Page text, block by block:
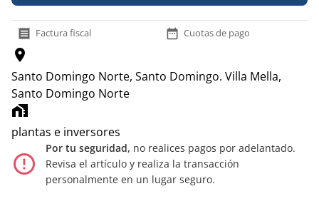
receipt Factura fiscal date_range Cuotas de pago
location_on
Santo Domingo Norte, Santo Domingo. Villa Mella,
Santo Domingo Norte
home_work
plantas e inversores
error_outline
Por tu seguridad, no realices pagos por adelantado.
Revisa el artículo y realiza la transacción
personalmente en un lugar seguro.